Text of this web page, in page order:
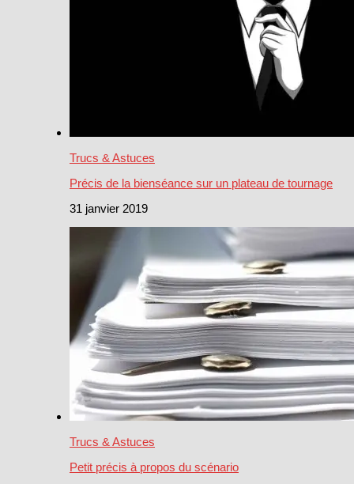
Trucs & Astuces
Précis de la bienséance sur un plateau de tournage
31 janvier 2019
Trucs & Astuces
Petit précis à propos du scénario